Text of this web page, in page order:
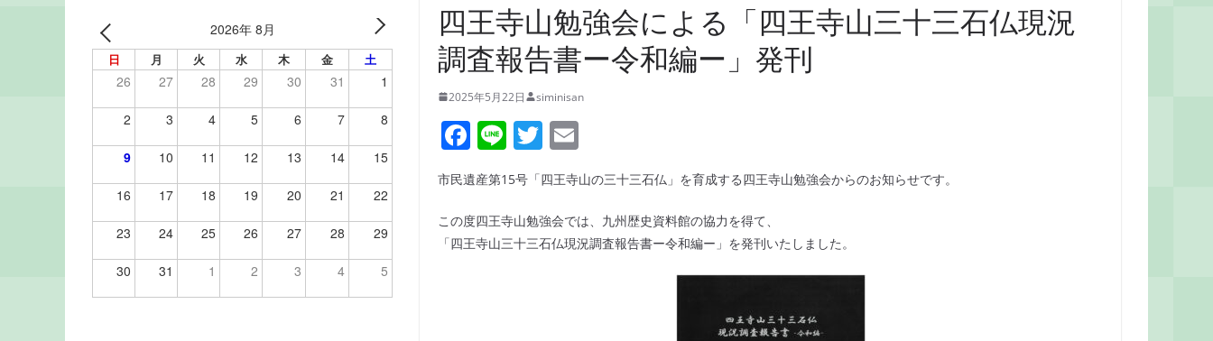
四王寺山勉強会による「四王寺山三十三石仏現況
調査報告書ー令和編ー」発刊
2025年5月22日 siminisan
F
a
c
e
b
Li
n
e
T
w
itt
er
m
ai
l
市民遺産第15号「四王寺山の三十三石仏」を育成する四王寺山勉強会からのお知らせです。
この度四王寺山勉強会では、九州歴史資料館の協力を得て、
「四王寺山三十三石仏現況調査報告書ー令和編ー」を発刊いたしました。
2026年 8月
日 月 火 水 木 金 土
26 27 28 29 30 31 1
2 3 4 5 6 7 8
9 10 11 12 13 14 15
16 17 18 19 20 21 22
23 24 25 26 27 28 29
30 31 1 2 3 4 5